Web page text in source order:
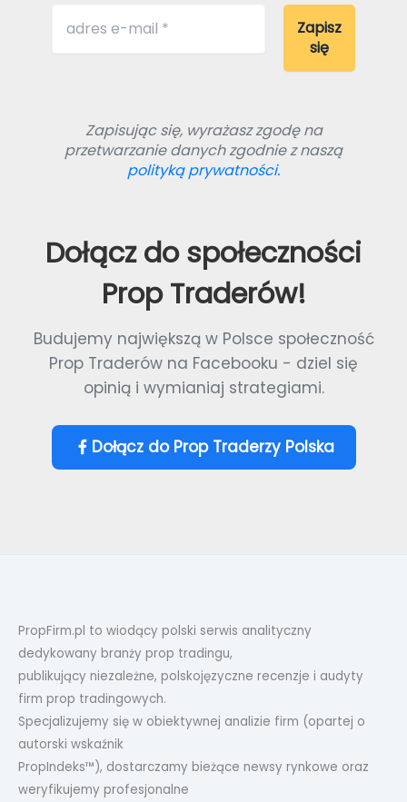
Zapisując się, wyrażasz zgodę na
przetwarzanie danych zgodnie z naszą
polityką prywatności.
Dołącz do społeczności
Prop Traderów!
Budujemy największą w Polsce społeczność
Prop Traderów na Facebooku - dziel się
opinią i wymianiaj strategiami.
Dołącz do Prop Traderzy Polska
PropFirm.pl to wiodący polski serwis analityczny
dedykowany branży prop tradingu,
publikujący niezależne, polskojęzyczne recenzje i audyty
firm prop tradingowych.
Specjalizujemy się w obiektywnej analizie firm (opartej o
autorski wskaźnik
PropIndeks™), dostarczamy bieżące newsy rynkowe oraz
weryfikujemy profesjonalne